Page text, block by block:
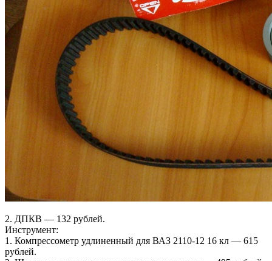
2. ДПКВ — 132 рублей.
Инструмент:
1. Компрессометр удлиненный для ВАЗ 2110-12 16 кл — 615
рублей.